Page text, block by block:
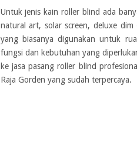
Untuk jenis kain roller blind ada
natural art, solar screen, deluxe
yang biasanya digunakan untuk
fungsi dan kebutuhan yang
ke jasa pasang roller blind
Raja Gorden yang sudah terpercaya.